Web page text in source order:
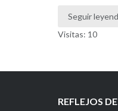
Seguir
Visitas: 10
REFLEJOS